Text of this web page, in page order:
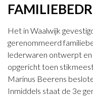
Het in Waalwijk
gerenommeerd
lederwaren ontwerpt
opgericht toen
Marinus Beerens
Inmiddels staat de 3e